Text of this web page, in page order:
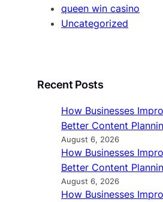
queen win casino
Uncategorized
Recent Posts
How Businesses
Better Content
August 6, 2026
How Businesses
Better Content
August 6, 2026
How Businesses